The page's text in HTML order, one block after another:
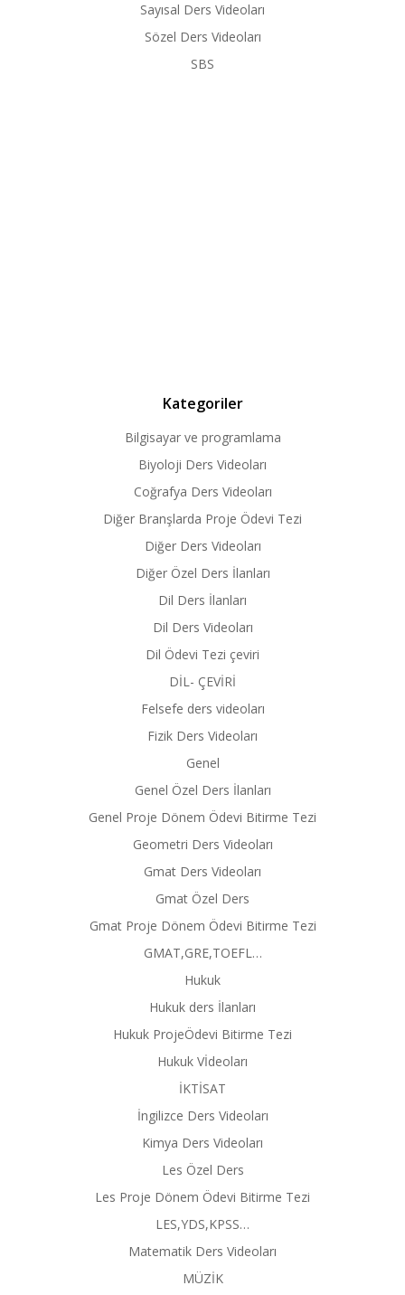
Sayısal Ders Videoları
Sözel Ders Videoları
SBS
Kategoriler
Bilgisayar ve programlama
Biyoloji Ders Videoları
Coğrafya Ders Videoları
Diğer Branşlarda Proje Ödevi Tezi
Diğer Ders Videoları
Diğer Özel Ders İlanları
Dil Ders İlanları
Dil Ders Videoları
Dil Ödevi Tezi çeviri
DİL- ÇEVİRİ
Felsefe ders videoları
Fizik Ders Videoları
Genel
Genel Özel Ders İlanları
Genel Proje Dönem Ödevi Bitirme Tezi
Geometri Ders Videoları
Gmat Ders Videoları
Gmat Özel Ders
Gmat Proje Dönem Ödevi Bitirme Tezi
GMAT,GRE,TOEFL…
Hukuk
Hukuk ders İlanları
Hukuk ProjeÖdevi Bitirme Tezi
Hukuk Vİdeoları
İKTİSAT
İngilizce Ders Videoları
Kimya Ders Videoları
Les Özel Ders
Les Proje Dönem Ödevi Bitirme Tezi
LES,YDS,KPSS…
Matematik Ders Videoları
MÜZİK